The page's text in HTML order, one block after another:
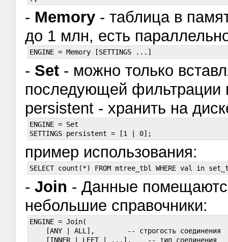
- Memory - таблица в
до 1 млн, есть
- Set - можно только
последующей фильтрации
persistent - хранить на
ENGINE = Set
пример использования:
-Join - Данные
небольшие справочники:
ENGINE = Join(
    [ANY | ALL],        -- строгость соединения
    [INNER | LEFT | ...],    -- тип соединения